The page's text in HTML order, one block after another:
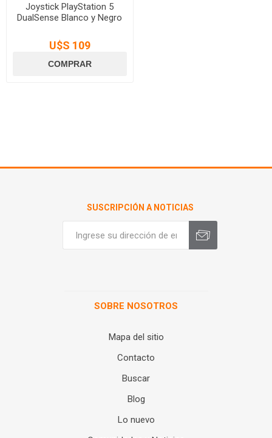
Joystick PlayStation 5
DualSense Blanco y Negro
U$S 109
SUSCRIPCIÓN A NOTICIAS
SOBRE NOSOTROS
Mapa del sitio
Contacto
Buscar
Blog
Lo nuevo